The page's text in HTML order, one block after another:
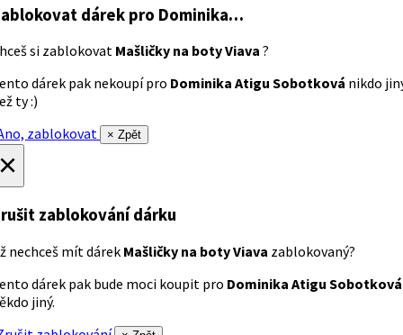
dárek pro Dominika…
si zablokovat Mašličky na boty Viava ?
dárek pak nekoupí pro Dominika Atigu Sobotková nikdo
ty :)
zablokovat
× Zpět
zablokování dárku
nechceš mít dárek Mašličky na boty Viava zablokovaný?
dárek pak bude moci koupit pro Dominika Atigu Sobotková
jiný.